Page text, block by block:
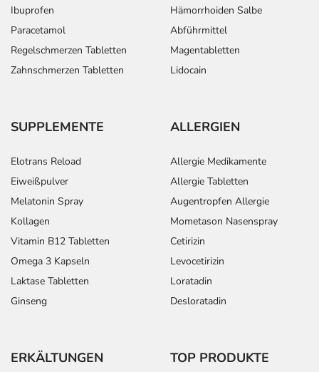
Ibuprofen
Paracetamol
Regelschmerzen Tabletten
Zahnschmerzen Tabletten
Hämorrhoiden Salbe
Abführmittel
Magentabletten
Lidocain
SUPPLEMENTE
Elotrans Reload
Eiweißpulver
Melatonin Spray
Kollagen
Vitamin B12 Tabletten
Omega 3 Kapseln
Laktase Tabletten
Ginseng
ALLERGIEN
Allergie Medikamente
Allergie Tabletten
Augentropfen Allergie
Mometason Nasenspray
Cetirizin
Levocetirizin
Loratadin
Desloratadin
ERKÄLTUNGEN TOP PRODUKTE